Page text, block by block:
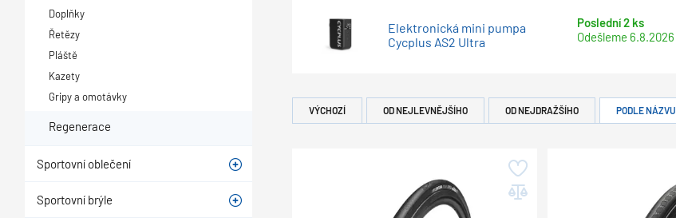
Doplňky
Řetězy
Pláště
Kazety
Gripy a omotávky
Regenerace
Sportovní oblečení
Sportovní brýle
Elektronická mini pumpa
Cycplus AS2 Ultra
Poslední 2 ks
Odešleme 6.8.2026
VÝCHOZÍ OD NEJLEVNĚJŠÍHO OD NEJDRAŽŠÍHO PODLE NÁZVU